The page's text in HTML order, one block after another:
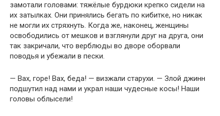
замотали головами: тяжёлые бурдюки крепко сидели на
их затылках. Они принялись бегать по кибитке, но никак
не могли их стряхнуть. Когда же, наконец, женщины
освободились от мешков и взглянули друг на друга, они
так закричали, что верблюды во дворе оборвали
поводья и убежали в пески.
— Вах, горе! Вах, беда! — визжали старухи. — Злой джинн
подшутил над нами и украл наши чудесные косы! Наши
головы облысели!